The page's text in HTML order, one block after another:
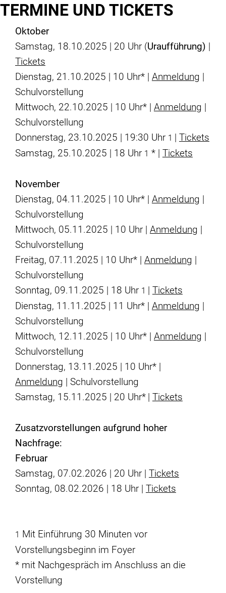
TERMINE UND TICKETS
Oktober
Samstag, 18.10.2025 | 20 Uhr (Uraufführung) |
Tickets
Dienstag, 21.10.2025 | 10 Uhr* | Anmeldung |
Schulvorstellung
Mittwoch, 22.10.2025 | 10 Uhr* | Anmeldung |
Schulvorstellung
Donnerstag, 23.10.2025 | 19:30 Uhr 1 | Tickets
Samstag, 25.10.2025 | 18 Uhr 1 * | Tickets
November
Dienstag, 04.11.2025 | 10 Uhr* | Anmeldung |
Schulvorstellung
Mittwoch, 05.11.2025 | 10 Uhr | Anmeldung |
Schulvorstellung
Freitag, 07.11.2025 | 10 Uhr* | Anmeldung |
Schulvorstellung
Sonntag, 09.11.2025 | 18 Uhr 1 | Tickets
Dienstag, 11.11.2025 | 11 Uhr* | Anmeldung |
Schulvorstellung
Mittwoch, 12.11.2025 | 10 Uhr* | Anmeldung |
Schulvorstellung
Donnerstag, 13.11.2025 | 10 Uhr* |
Anmeldung | Schulvorstellung
Samstag, 15.11.2025 | 20 Uhr* | Tickets
Zusatzvorstellungen aufgrund hoher
Nachfrage:
Februar
Samstag, 07.02.2026 | 20 Uhr | Tickets
Sonntag, 08.02.2026 | 18 Uhr | Tickets
1 Mit Einführung 30 Minuten vor
Vorstellungsbeginn im Foyer
* mit Nachgespräch im Anschluss an die
Vorstellung